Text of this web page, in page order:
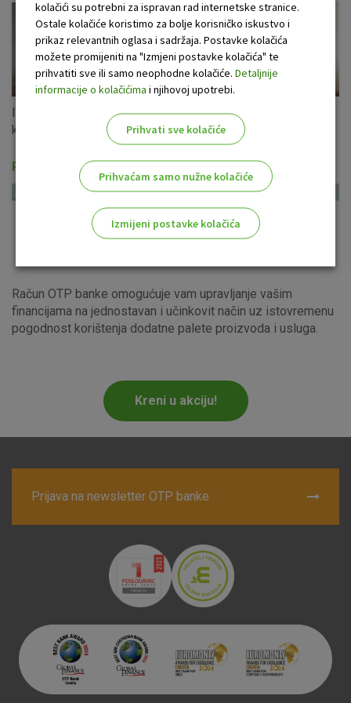
Iskoristite ponudu gotovinskih kredita u eurima s fiksnom
kamatnom stopom za cijeli period otplate!
Računi i usluge
Račun OTP banke omogućuje vam upravljanje vašim
financijama na jednostavan i učinkovit način uz istovremenu
pogodnost korištenja dodatne palete proizvoda i usluga.
Kreni u akciju!
Prijava na newsletter OTP banke
kolačići su potrebni za ispravan rad internetske stranice.
Ostale kolačiće koristimo za bolje korisničko iskustvo i
prikaz relevantnih oglasa i sadržaja. Postavke kolačića
možete promijeniti na "Izmjeni postavke kolačića" te
prihvatiti sve ili samo neophodne kolačiće. Detaljnije
informacije o kolačićima i njihovoj upotrebi.
Prihvati sve kolačiće
Prihvaćam samo nužne kolačiće
Izmijeni postavke kolačića
Analitički kolačići
Marketinški kolačići
Nužni (tehnički) kolačići - uvijek aktivni
ne mogu se isključiti u našim sustavima. Uobičajeno se
postavljaju kao odgovor na vaše radnje koje uključuju zahtjev
za uslugama, kao što su postavke kolačića. Svoj preglednik
možete postaviti da blokira te kolačiće ili pošalje upozorenje
kolačići ne pohranjuju nikakve informacije koje bi vas mogle
identificirati.
Detaljnije informacije o kolačićima